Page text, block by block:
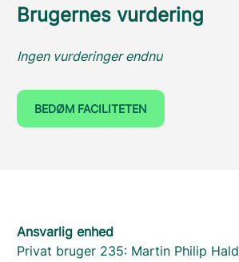
Brugernes vurdering
Ingen vurderinger endnu
BEDØM FACILITETEN
Ansvarlig enhed
Privat bruger 235: Martin Philip Hald